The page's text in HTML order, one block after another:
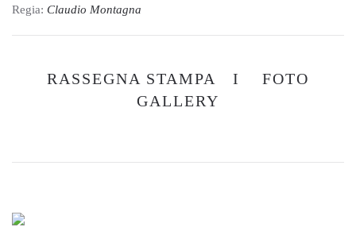
Regia: Claudio Montagna
RASSEGNA STAMPA I FOTO
GALLERY